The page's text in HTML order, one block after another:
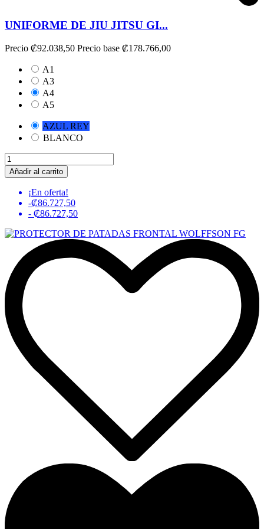
UNIFORME DE JIU JITSU GI...
Precio ₡92.038,50 Precio base ₡178.766,00
A1
A3
A4
A5
AZUL REY
BLANCO
Añadir al carrito
¡En oferta!
-₡86.727,50
- ₡86.727,50